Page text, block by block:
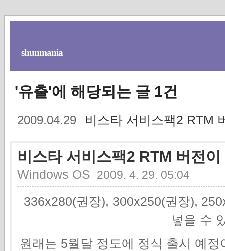
shunmania
'유출'에 해당되는 글 1건
2009.04.29 비스타 서비스팩2 RTM
비스타 서비스팩2 RTM 버전
Windows OS 2009. 4. 29. 05:04
336x280(권장), 300x250(권장),
넣을 수
원래는 5월달 정도에 정식 출시 예